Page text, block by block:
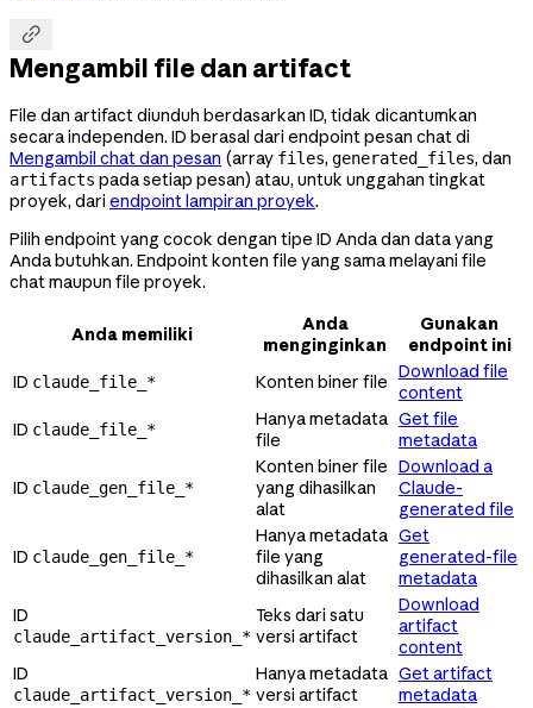

Mengambil file dan artifact
File dan artifact diunduh berdasarkan ID, tidak dicantumkan
secara independen. ID berasal dari endpoint pesan chat di
Mengambil chat dan pesan (array files, generated_files, dan
artifacts pada setiap pesan) atau, untuk unggahan tingkat
proyek, dari endpoint lampiran proyek.
Pilih endpoint yang cocok dengan tipe ID Anda dan data yang
Anda butuhkan. Endpoint konten file yang sama melayani file
chat maupun file proyek.
Anda memiliki
Anda
menginginkan
Gunakan
endpoint ini
ID claude_file_* Konten biner file Download file
content
ID claude_file_*
Hanya metadata
file
Get file
metadata
ID claude_gen_file_*
Konten biner file
yang dihasilkan
alat
Download a
Claude-
generated file
ID claude_gen_file_*
Hanya metadata
file yang
dihasilkan alat
Get
generated-file
metadata
ID
claude_artifact_version_*
Teks dari satu
versi artifact
Download
artifact
content
ID
claude_artifact_version_*
Hanya metadata
versi artifact
Get artifact
metadata